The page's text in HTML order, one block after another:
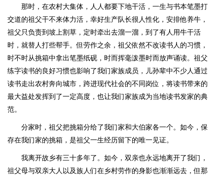
那时，在农村大集体，人人都要下地干活，一生与书本笔墨打
交道的祖父干不来体力活，幸好生产队长很人性化，安排他养牛，
祖父只负责到坡上割草，定时牵出去溜一溜，到了有人用牛干活
时，就替人打些帮手。但劳作之余，祖父依然不改读书人的习惯，
时不时从挑箱中拿出笔墨纸砚，时而挥毫泼墨时而放声诵读。祖父
练字读书的良好习惯也影响了我们家族成员，儿孙辈中不少人通过
读书走出农村奔向城市，跨进现代社会的不同岗位，将读书带来的
最大益处发挥到了一定高度，也让我们家族成为当地读书发家的典
范。
分家时，祖父把挑箱分给了我们家和大伯家各一个。如今，保
存在我们家的挑箱，是祖父一生经历留下的唯一见证。
我离开故乡有三十多年了。如今，双亲也永远地离开了我们，
祖父母与双亲大人以及族人们在乡村劳作的身影也渐渐远去，但那